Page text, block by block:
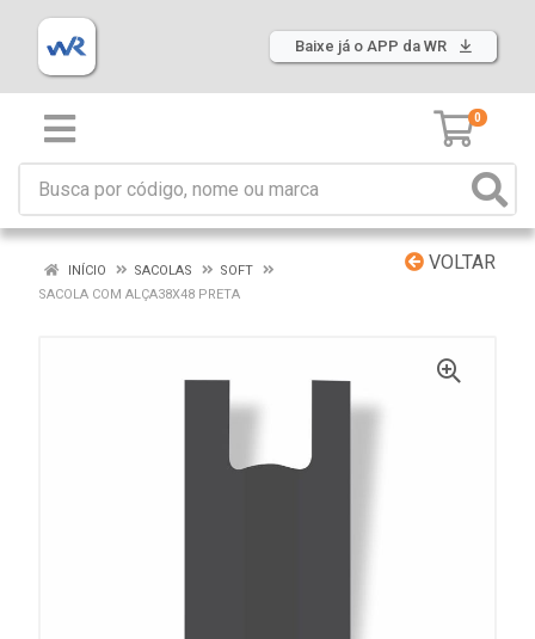
Baixe já o APP da WR
0
VOLTAR
INÍCIO SACOLAS
SOFT
SACOLA COM ALÇA38X48 PRETA